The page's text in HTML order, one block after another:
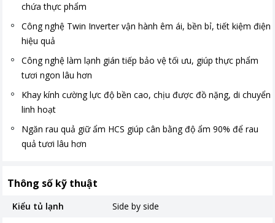
chứa thực phẩm
Công nghệ Twin Inverter vận hành êm ái, bền bỉ, tiết kiệm điện
hiệu quả
Công nghệ làm lạnh gián tiếp bảo vệ tối ưu, giúp thực phẩm
tươi ngon lâu hơn
Khay kính cường lực độ bền cao, chịu được đồ nặng, di chuyển
linh hoạt
Ngăn rau quả giữ ẩm HCS giúp cân bằng độ ẩm 90% để rau
quả tươi lâu hơn
Thông số kỹ thuật
Kiểu tủ lạnh
Side by side